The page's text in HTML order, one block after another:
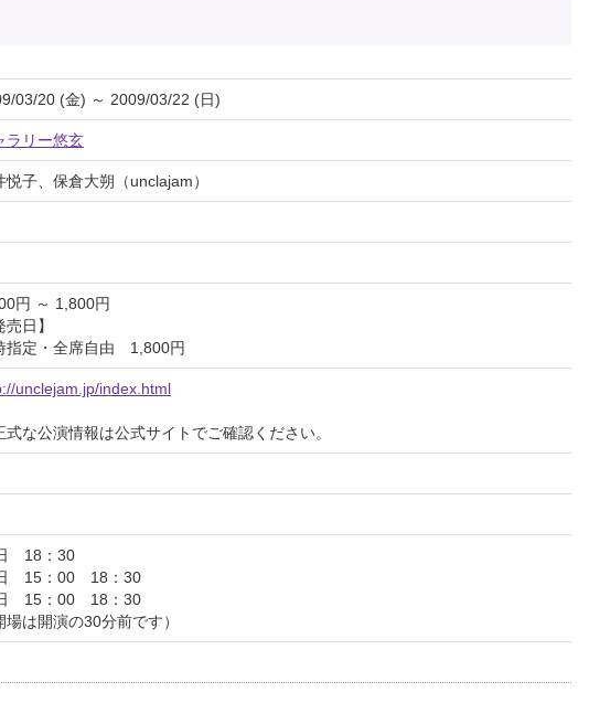
03/20 (金) ～ 2009/03/22 (日)
ラリー悠玄
悦子、保倉大朔（unclajam）
円 ～ 1,800円
売日】
指定・全席自由 1,800円
unclejam.jp/index.html
な公演情報は公式サイトでご確認ください。
18：30
15：00 18：30
15：00 18：30
場は開演の30分前です）